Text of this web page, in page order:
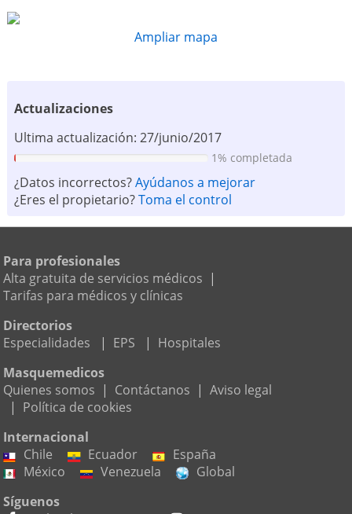
Ampliar mapa
Actualizaciones
Ultima actualización: 27/junio/2017
1% completada
¿Datos incorrectos?Ayúdanos a mejorar
¿Eres el propietario?Toma el control
Para profesionales
Alta gratuita de servicios médicos |
Tarifas para médicos y clínicas
Directorios
Especialidades
| EPS | Hospitales
Masquemedicos
Quienes somos | Contáctanos | Aviso legal
| Política de cookies
Internacional
Chile
Ecuador
España
México
Venezuela
Global
Síguenos